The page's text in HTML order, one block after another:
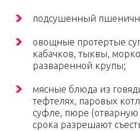
подсушенный
овощные протертые
кабачков, тыквы,
разваренной крупы;
мясные блюда из
тефтелях, паровых
суфле, пюре
срока разрешают